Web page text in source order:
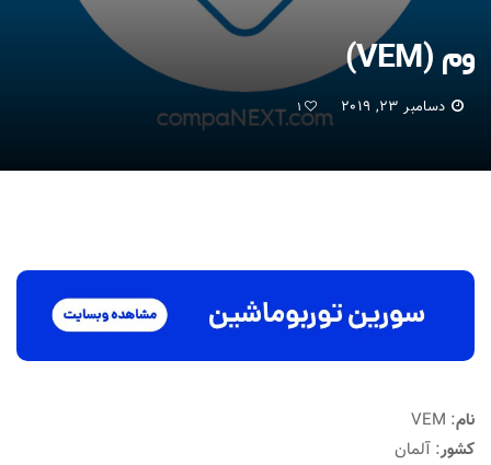
وم (VEM)
دسامبر 23, 2019 1
نام: VEM
کشور: آلمان